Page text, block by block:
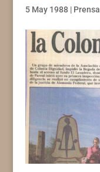
5 May 1988| Prensa